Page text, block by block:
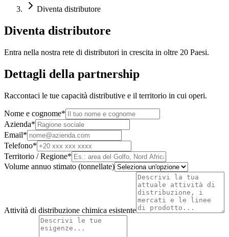
Diventa distributore
Diventa distributore
Entra nella nostra rete di distributori in crescita in oltre 20 Paesi.
Dettagli della partnership
Raccontaci le tue capacità distributive e il territorio in cui operi.
Nome e cognome*
Azienda*
Email*
Telefono*
Territorio / Regione*
Volume annuo stimato (tonnellate)
Attività di distribuzione chimica esistente